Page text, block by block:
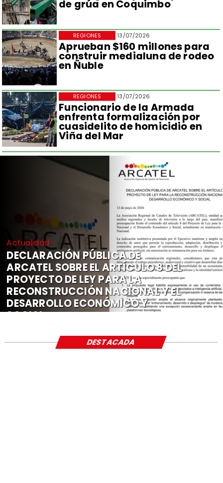
de grúa en Coquimbo
13/07/2026
Aprueban $160 millones para
construir medialuna de rodeo
en Ñuble
REGIONES
13/07/2026
Funcionario de la Armada
enfrenta formalización por
cuasidelito de homicidio en
Viña del Mar
REGIONES
Actualidad
DECLARACIÓN PÚBLICA DE
ARCATEL SOBRE EL ARTÍCULO 8 DEL
PROYECTO DE LEY PARA LA
RECONSTRUCCIÓN NACIONAL Y EL
DESARROLLO ECONÓMICO Y
SOCIAL
DESTACADA